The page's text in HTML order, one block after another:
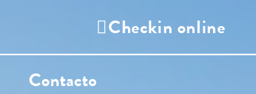
Checkin online
Contacto